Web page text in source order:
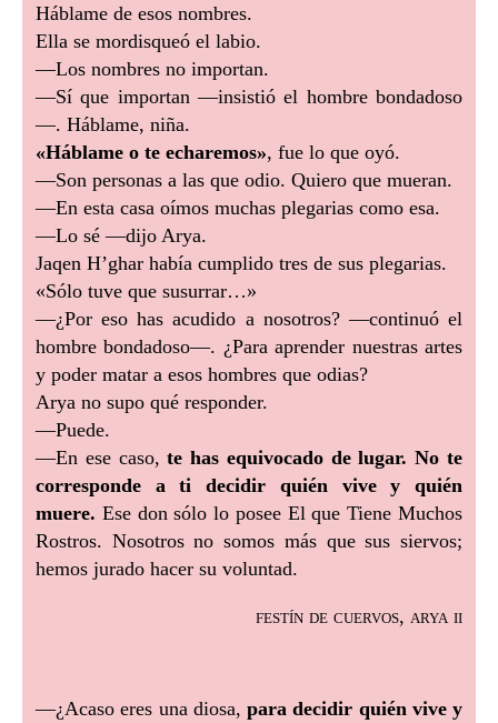
Háblame de esos nombres.
Ella se mordisqueó el labio.
—Los nombres no importan.
—Sí que importan —insistió el hombre bondadoso
—. Háblame, niña.
«Háblame o te echaremos», fue lo que oyó.
—Son personas a las que odio. Quiero que mueran.
—En esta casa oímos muchas plegarias como esa.
—Lo sé —dijo Arya.
Jaqen H’ghar había cumplido tres de sus plegarias.
«Sólo tuve que susurrar…»
—¿Por eso has acudido a nosotros? —continuó el
hombre bondadoso—. ¿Para aprender nuestras artes
y poder matar a esos hombres que odias?
Arya no supo qué responder.
—Puede.
—En ese caso,te has equivocado de lugar. No te
corresponde a ti decidir quién vive y quién
muere. Ese don sólo lo posee El que Tiene Muchos
Rostros. Nosotros no somos más que sus siervos;
hemos jurado hacer su voluntad.
festín de cuervos, arya ii
—¿Acaso eres una diosa, para decidir quién vive y